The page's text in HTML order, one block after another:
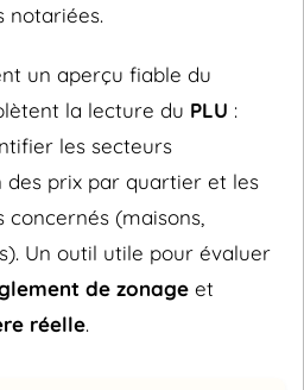
notariées.
un aperçu fiable du
la lecture du PLU :
les secteurs
des prix par quartier et les
(maisons,
Un outil utile pour évaluer
de zonage et
réelle.